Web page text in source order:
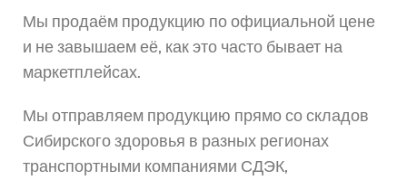
Мы продаём продукцию по официальной цене
и не завышаем её, как это часто бывает на
маркетплейсах.
Мы отправляем продукцию прямо со складов
Сибирского здоровья в разных регионах
транспортными компаниями СДЭК,